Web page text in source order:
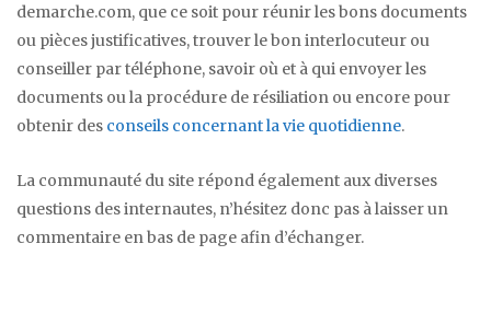
demarche.com, que ce soit pour réunir les bons documents
ou pièces justificatives, trouver le bon interlocuteur ou
conseiller par téléphone, savoir où et à qui envoyer les
documents ou la procédure de résiliation ou encore pour
obtenir des conseils concernant la vie quotidienne.
La communauté du site répond également aux diverses
questions des internautes, n’hésitez donc pas à laisser un
commentaire en bas de page afin d’échanger.